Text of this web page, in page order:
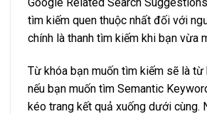
tìm kiếm quen thuộc nhất đối với
chính là thanh tìm kiếm khi bạn vừa
Từ khóa bạn muốn tìm kiếm sẽ là từ
nếu bạn muốn tìm Semantic
kéo trang kết quả xuống dưới cùng.